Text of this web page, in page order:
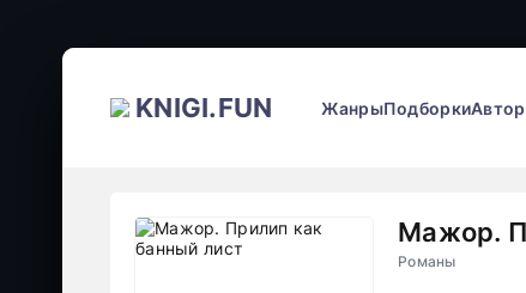
KNIGI.FUN ЖанрыПодборки
Мажор.
Романы